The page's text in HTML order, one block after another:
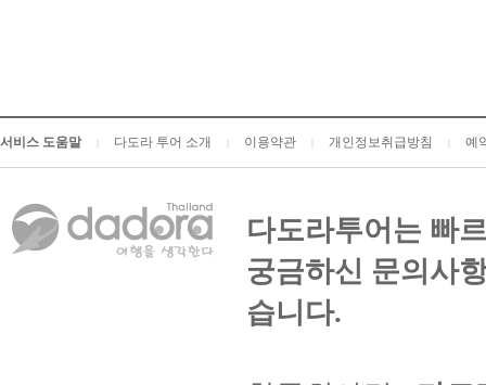
서비스 도움말 다도라 투어 소개 이용약관 개인정보취급방침 예
다도라투어는 빠
궁금하신 문의사
습니다.